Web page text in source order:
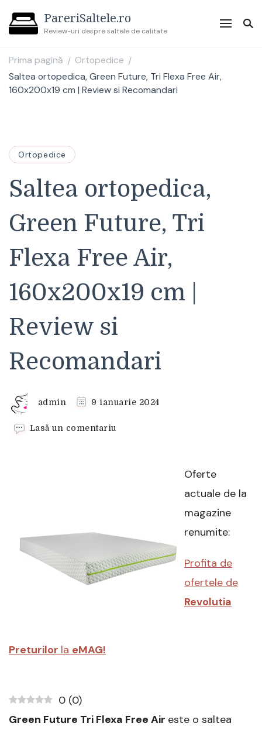
PareriSaltele.ro
Review-uri despre saltele de calitate
Prima pagină / Ortopedice /
Saltea ortopedica, Green Future, Tri Flexa Free Air,
160x200x19 cm | Review si Recomandari
Ortopedice
Saltea ortopedica,
Green Future, Tri
Flexa Free Air,
160x200x19 cm |
Review si
Recomandari
admin 9 ianuarie 2024
Lasă un comentariu
160x200x19
|
Review
Oferte
actuale de la
magazine
renumite:
Profita de
ofertele de
Revolutia
Preturilor la eMAG!
0 (0)
Green Future Tri Flexa Free Air este o saltea